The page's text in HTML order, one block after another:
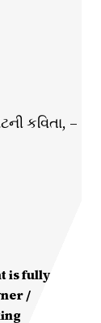
કવિતા, –
is fully
/